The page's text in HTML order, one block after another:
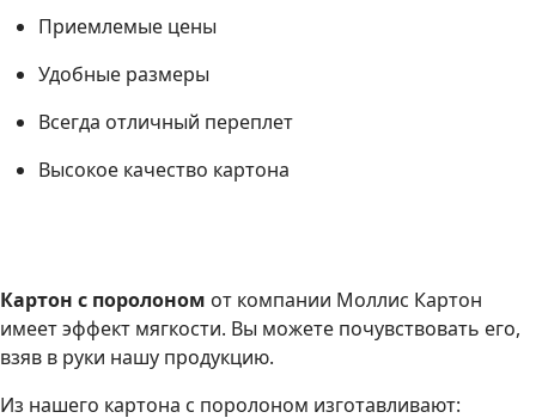
Приемлемые цены
Удобные размеры
Всегда отличный переплет
Высокое качество картона
Картон с поролоном от компании Моллис Картон
имеет эффект мягкости. Вы можете почувствовать его,
взяв в руки нашу продукцию.
Из нашего картона с поролоном изготавливают: